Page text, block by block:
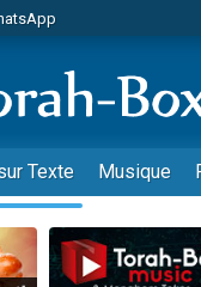
Journée de Vacances Pour
Zoom
80 ans, dans un
Texte Musique